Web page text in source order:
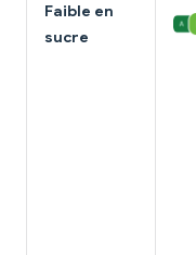
Faible en
sucre